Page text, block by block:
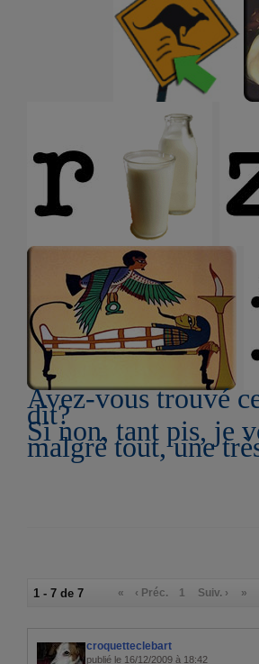
Avez-vous trouvé
dit?
Si non, tant pis, je
malgré tout, une
1 - 7 de 7 « ‹ Préc. 1 Suiv. › »
croquetteclebart
publié le 16/12/2009 à 18:42